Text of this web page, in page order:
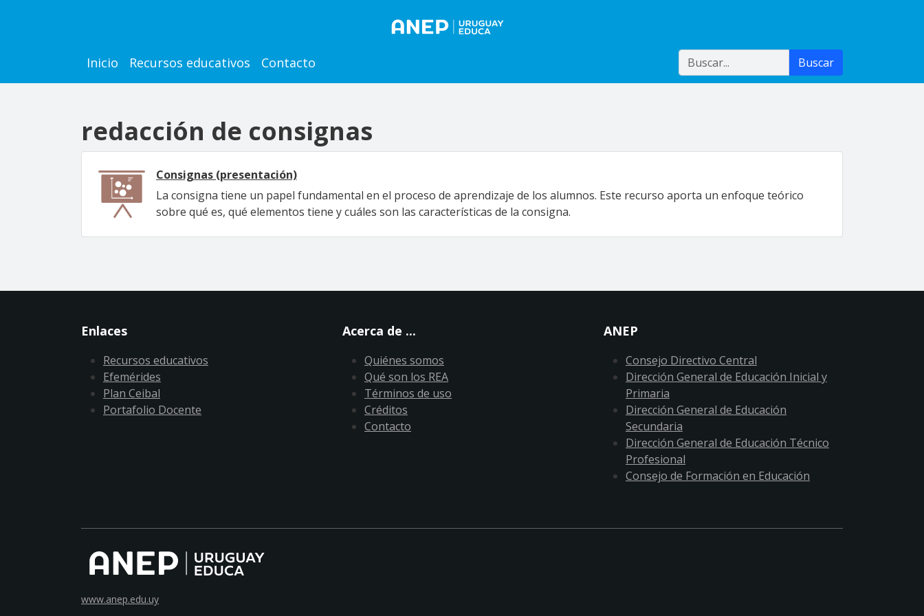
Main navigation
Inicio Recursos educativos Contacto Buscar Buscar
redacción de consignas
Consignas (presentación)
La consigna tiene un papel fundamental en el proceso de aprendizaje de los alumnos. Este recurso aporta un enfoque teórico
sobre qué es, qué elementos tiene y cuáles son las características de la consigna.
Enlaces
Recursos educativos
Efemérides
Plan Ceibal
Portafolio Docente
Acerca de ...
Quiénes somos
Qué son los REA
Términos de uso
Créditos
Contacto
ANEP
Consejo Directivo Central
Dirección General de Educación Inicial y
Primaria
Dirección General de Educación
Secundaria
Dirección General de Educación Técnico
Profesional
Consejo de Formación en Educación
www.anep.edu.uy